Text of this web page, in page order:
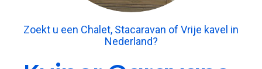
Zoekt u een Chalet, Stacaravan of Vrije kavel in
Nederland?